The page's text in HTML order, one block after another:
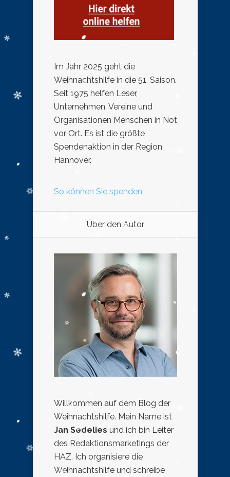
Im Jahr 2025 geht die
Weihnachtshilfe in die 51. Saison.
Seit 1975 helfen Leser,
Unternehmen, Vereine und
Organisationen Menschen in Not
vor Ort. Es ist die größte
Spendenaktion in der Region
Hannover.
So können Sie spenden
Über den Autor
Willkommen auf dem Blog der
Weihnachtshilfe. Mein Name ist
Jan Sedelies und ich bin Leiter
des Redaktionsmarketings der
HAZ. Ich organisiere die
Weihnachtshilfe und schreibe